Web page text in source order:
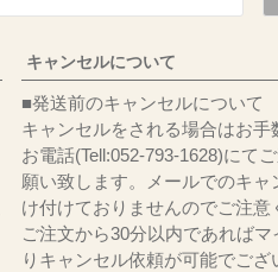
キャンセルについて
■発送前のキャンセルについて
キャンセルをされる場合はお手
お電話(Tell:052-793-1628)にて
願い致します。メールでのキャ
け付けておりませんのでご注意
ご注文から30分以内であればマ
りキャンセル依頼が可能でござ